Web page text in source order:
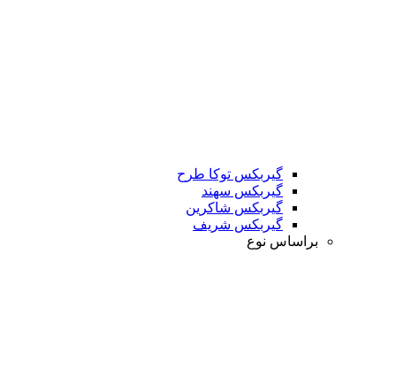
گیربکس توکا طرح
گیربکس سهند
گیربکس شاکرین
گیربکس شریف
براساس نوع